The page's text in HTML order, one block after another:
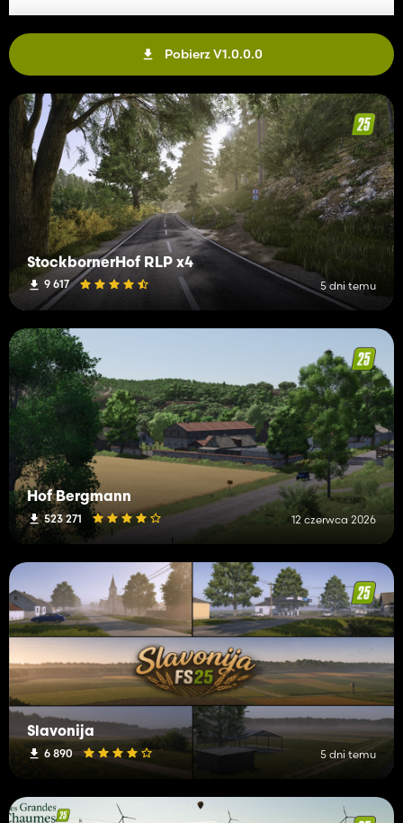
Pobierz V1.0.0.0
StockbornerHof RLP x4
9 617 5 dni temu
Hof Bergmann
523 271 12 czerwca 2026
Slavonija
6 890 5 dni temu